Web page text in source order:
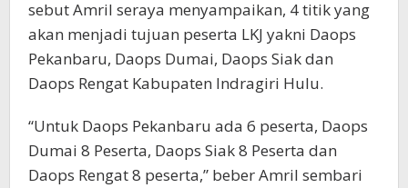
sebut Amril seraya menyampaikan, 4 titik yang
akan menjadi tujuan peserta LKJ yakni Daops
Pekanbaru, Daops Dumai, Daops Siak dan
Daops Rengat Kabupaten Indragiri Hulu.
“Untuk Daops Pekanbaru ada 6 peserta, Daops
Dumai 8 Peserta, Daops Siak 8 Peserta dan
Daops Rengat 8 peserta,” beber Amril sembari